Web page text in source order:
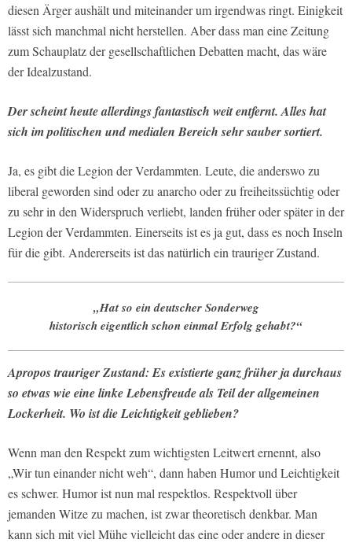
diesen Ärger aushält und miteinander um irgendwas ringt. Einigkeit
lässt sich manchmal nicht herstellen. Aber dass man eine Zeitung
zum Schauplatz der gesellschaftlichen Debatten macht, das wäre
der Idealzustand.
Der scheint heute allerdings fantastisch weit entfernt. Alles hat
sich im politischen und medialen Bereich sehr sauber sortiert.
Ja, es gibt die Legion der Verdammten. Leute, die anderswo zu
liberal geworden sind oder zu anarcho oder zu freiheitssüchtig oder
zu sehr in den Widerspruch verliebt, landen früher oder später in der
Legion der Verdammten. Einerseits ist es ja gut, dass es noch Inseln
für die gibt. Andererseits ist das natürlich ein trauriger Zustand.
„Hat so ein deutscher Sonderweg
historisch eigentlich schon einmal Erfolg gehabt?“
Apropos trauriger Zustand: Es existierte ganz früher ja durchaus
so etwas wie eine linke Lebensfreude als Teil der allgemeinen
Lockerheit. Wo ist die Leichtigkeit geblieben?
Wenn man den Respekt zum wichtigsten Leitwert ernennt, also
„Wir tun einander nicht weh“, dann haben Humor und Leichtigkeit
es schwer. Humor ist nun mal respektlos. Respektvoll über
jemanden Witze zu machen, ist zwar theoretisch denkbar. Man
kann sich mit viel Mühe vielleicht das eine oder andere in dieser